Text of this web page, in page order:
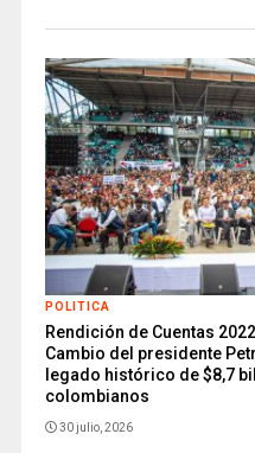
POLITICA
Rendición de Cuentas
Cambio del presidente
legado histórico de $8,7
colombianos
30 julio, 2026